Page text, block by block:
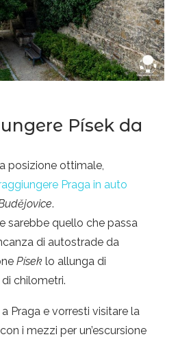
Písek da
posizione ottimale,
Praga in auto
.
sarebbe quello che passa
di autostrade da
Písek lo allunga di
chilometri.
Praga e vorresti visitare la
i mezzi per un’escursione